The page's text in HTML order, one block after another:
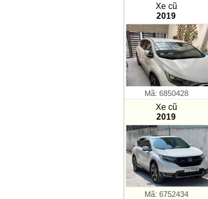
Xe cũ
2019
Mã: 6850428
Xe cũ
2019
Mã: 6752434